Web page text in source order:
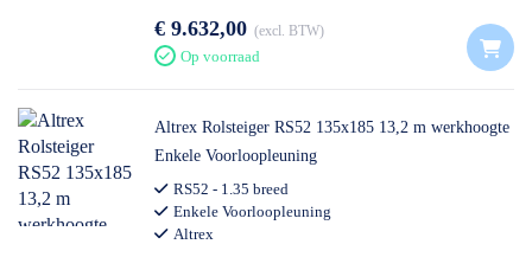
€ 9.632,00 excl. BTW
Op voorraad
Altrex Rolsteiger RS52 135x185 13,2 m werkhoogte
Enkele Voorloopleuning
RS52 - 1.35 breed
Enkele Voorloopleuning
Altrex